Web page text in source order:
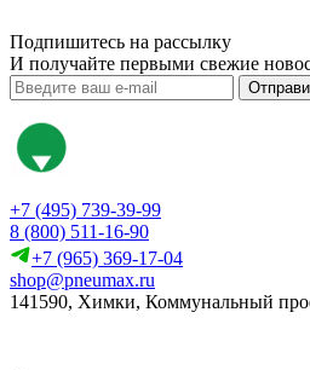
Подпишитесь на рассылку
И получайте первыми свежие
+7 (495) 739-39-99
8 (800) 511-16-90
+7 (965) 369-17-04
shop@pneumax.ru
141590, Химки, Коммунальный